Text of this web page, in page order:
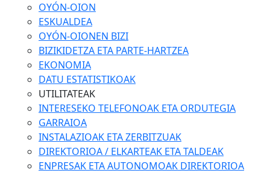
OYÓN-OION
ESKUALDEA
OYÓN-OIONEN BIZI
BIZIKIDETZA ETA PARTE-HARTZEA
EKONOMIA
DATU ESTATISTIKOAK
UTILITATEAK
INTERESEKO TELEFONOAK ETA ORDUTEGIA
GARRAIOA
INSTALAZIOAK ETA ZERBITZUAK
DIREKTORIOA / ELKARTEAK ETA TALDEAK
ENPRESAK ETA AUTONOMOAK DIREKTORIOA